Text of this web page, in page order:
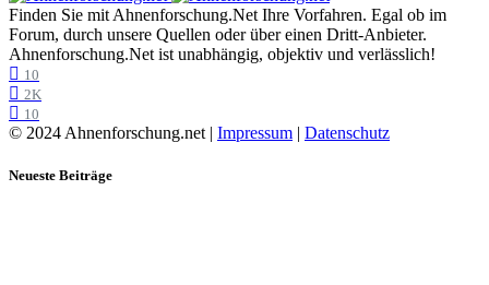
Finden Sie mit Ahnenforschung.Net Ihre Vorfahren. Egal ob im
Forum, durch unsere Quellen oder über einen Dritt-Anbieter.
Ahnenforschung.Net ist unabhängig, objektiv und verlässlich!
10
2K
10
© 2024 Ahnenforschung.net | Impressum | Datenschutz
Neueste Beiträge